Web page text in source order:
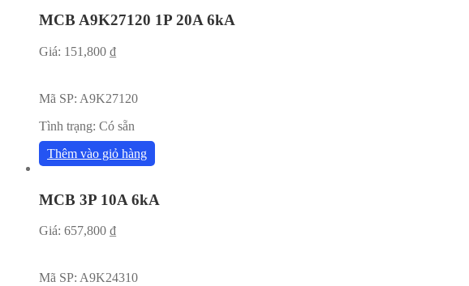
MCB A9K27120 1P 20A 6kA
Giá: 151,800 ₫
Mã SP: A9K27120
Tình trạng: Có sẵn
Thêm vào giỏ hàng
MCB 3P 10A 6kA
Giá: 657,800 ₫
Mã SP: A9K24310